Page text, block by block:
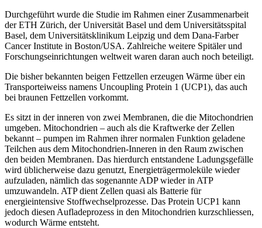
Durchgeführt wurde die Studie im Rahmen einer Zusammenarbeit
der ETH Zürich, der Universität Basel und dem Universitätsspital
Basel, dem Universitätsklinikum Leipzig und dem Dana-Farber
Cancer Institute in Boston/USA. Zahlreiche weitere Spitäler und
Forschungseinrichtungen weltweit waren daran auch noch beteiligt.
Die bisher bekannten beigen Fettzellen erzeugen Wärme über ein
Transporteiweiss namens Uncoupling Protein 1 (UCP1), das auch
bei braunen Fettzellen vorkommt.
Es sitzt in der inneren von zwei Membranen, die die Mitochondrien
umgeben. Mitochondrien – auch als die Kraftwerke der Zellen
bekannt – pumpen im Rahmen ihrer normalen Funktion geladene
Teilchen aus dem Mitochondrien-Inneren in den Raum zwischen
den beiden Membranen. Das hierdurch entstandene Ladungsgefälle
wird üblicherweise dazu genutzt, Energieträgermoleküle wieder
aufzuladen, nämlich das sogenannte ADP wieder in ATP
umzuwandeln. ATP dient Zellen quasi als Batterie für
energieintensive Stoffwechselprozesse. Das Protein UCP1 kann
jedoch diesen Aufladeprozess in den Mitochondrien kurzschliessen,
wodurch Wärme entsteht.